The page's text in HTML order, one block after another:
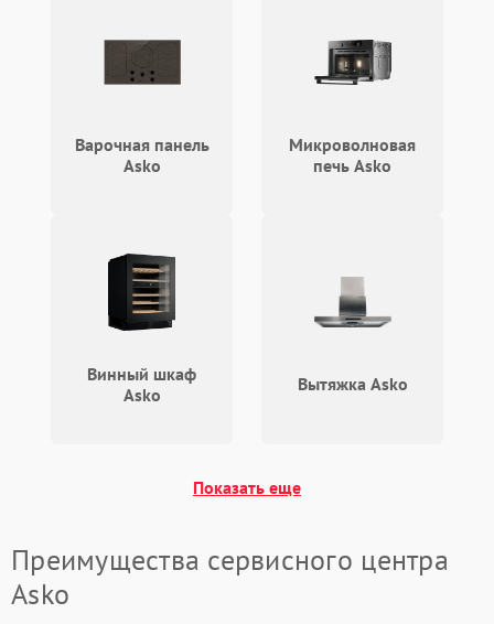
Варочная панель
Asko
Микроволновая
печь Asko
Винный шкаф
Asko
Вытяжка Asko
Показать еще
Преимущества сервисного центра
Asko